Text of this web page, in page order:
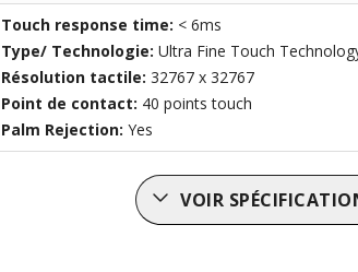
Touch response time: < 6ms
Type/ Technologie: Ultra Fine Touch
Résolution tactile: 32767 x 32767
Point de contact: 40 points touch
Palm Rejection: Yes
VOIR